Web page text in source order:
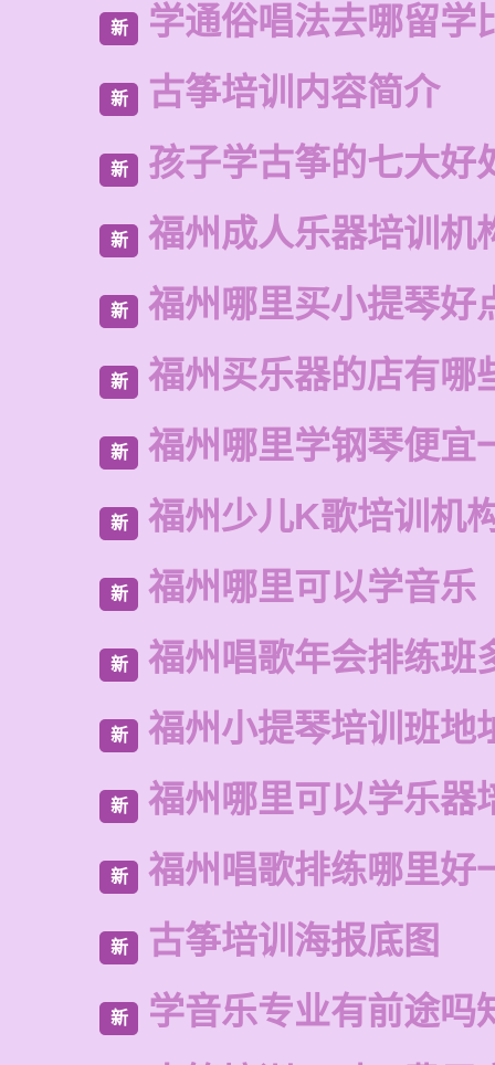
新 学通俗唱法去哪留学
新 古筝培训内容简介
新 孩子学古筝的七大好
新 福州成人乐器培训机
新 福州哪里买小提琴好
新 福州买乐器的店有哪
新 福州哪里学钢琴便宜
新 福州少儿K歌培训机
新 福州哪里可以学音乐
新 福州唱歌年会排练班
新 福州小提琴培训班地
新 福州哪里可以学乐器
新 福州唱歌排练哪里好
新 古筝培训海报底图
新 学音乐专业有前途吗